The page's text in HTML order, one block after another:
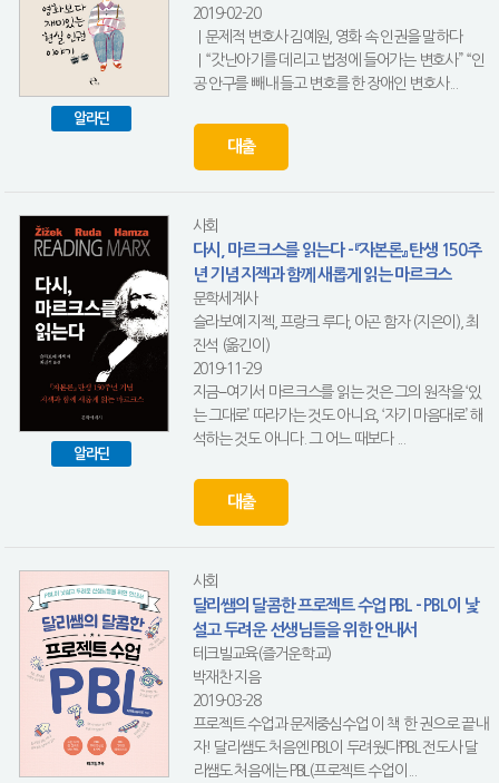
알라딘
2019-02-20
｜문제적 변호사 김예원, 영화 속 인권을 말하다
｜“갓난아기를 데리고 법정에 들어가는 변호사” “인
공 안구를 빼내 들고 변호를 한 장애인 변호사...
대출
알라딘
사회
다시, 마르크스를 읽는다 - 『자본론』 탄생 150주
년 기념 지젝과 함께 새롭게 읽는 마르크스
문학세계사
슬라보예 지젝, 프랑크 루다, 아곤 함자 (지은이), 최
진석 (옮긴이)
2019-11-29
지금−여기서 마르크스를 읽는 것은 그의 원작을 ‘있
는 그대로’ 따라가는 것도 아니요, ‘자기 마음대로’ 해
석하는 것도 아니다. 그 어느 때보다 ...
대출
사회
달리쌤의 달콤한 프로젝트 수업 PBL - PBL이 낯
설고 두려운 선생님들을 위한 안내서
테크빌교육(즐거운학교)
박재찬 지음
2019-03-28
프로젝트 수업과 문제중심수업 이 책 한 권으로 끝내
자! 달리쌤도 처음엔 PBL이 두려웠다‘PBL 전도사 달
리쌤도 처음에는 PBL(프로젝트 수업이...